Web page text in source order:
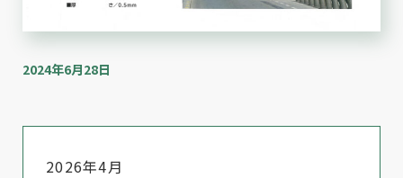
2024年6月28日
2026年4月